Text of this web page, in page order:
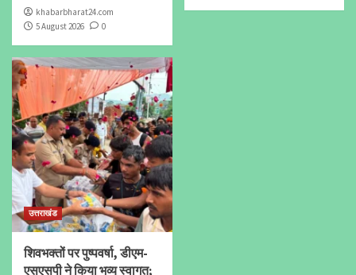
khabarbharat24.com
5 August 2026
0
उत्तराखंड
शिवभक्तों पर पुष्पवर्षा, डीएम-
एसएसपी ने किया भव्य स्वागत;